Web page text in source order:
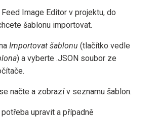
Image Editor v projektu, do
šablonu importovat.
Importovat šablonu (tlačítko vedle
) a vyberte .JSON soubor ze
načte a zobrazí v seznamu šablon.
upravit a případně